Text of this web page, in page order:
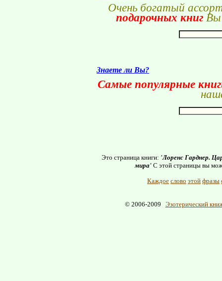
Очень богатый
подарочных книгВы
Знаете ли Вы?
Самые популярные
Это страница книги: 'Лоренс Гарднер.
мира'С этой страницы вы
Каждое слово этой фразы
© 2006-2009 Эзотерический